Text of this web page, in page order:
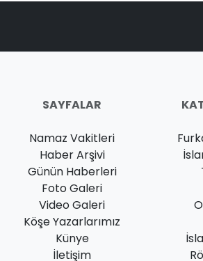
SAYFALAR
Namaz Vakitleri
Haber Arşivi
Günün Haberleri
Foto Galeri
Video Galeri
Köşe Yazarlarımız
Künye
İletişim